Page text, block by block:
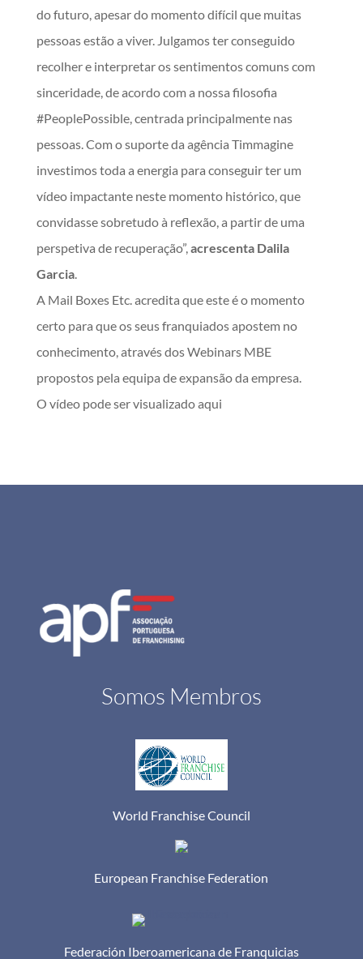
do futuro, apesar do momento difícil que muitas
pessoas estão a viver. Julgamos ter conseguido
recolher e interpretar os sentimentos comuns com
sinceridade, de acordo com a nossa filosofia
#PeoplePossible, centrada principalmente nas
pessoas. Com o suporte da agência Timmagine
investimos toda a energia para conseguir ter um
vídeo impactante neste momento histórico, que
convidasse sobretudo à reflexão, a partir de uma
perspetiva de recuperação”,acrescenta Dalila
Garcia.
A Mail Boxes Etc. acredita que este é o momento
certo para que os seus franquiados apostem no
conhecimento, através dos Webinars MBE
propostos pela equipa de expansão da empresa.
O vídeo pode ser visualizado aqui
Somos Membros
World Franchise Council
European Franchise Federation
Federación Iberoamericana de Franquicias